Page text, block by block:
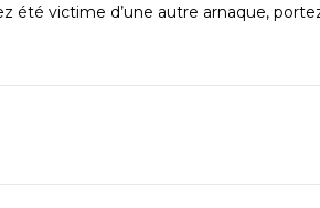
été victime d’une autre arnaque,